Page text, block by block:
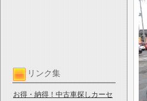
リンク集
お得・納得！中古車探しカーセ